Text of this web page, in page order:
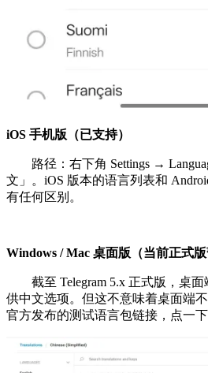
iOS 手机版（已支持）
路径：右下角 Settings →
文」。iOS 版本的语言列表和
有任何区别。
Windows / Mac 桌面版（当前正式版
截至 Telegram 5.x 正式版，桌面
供中文选项。但这不意味着桌面端
官方发布的测试语言包链接，点一下